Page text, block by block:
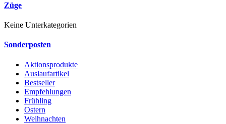
Züge
Keine Unterkategorien
Sonderposten
Aktionsprodukte
Auslaufartikel
Bestseller
Empfehlungen
Frühling
Ostern
Weihnachten